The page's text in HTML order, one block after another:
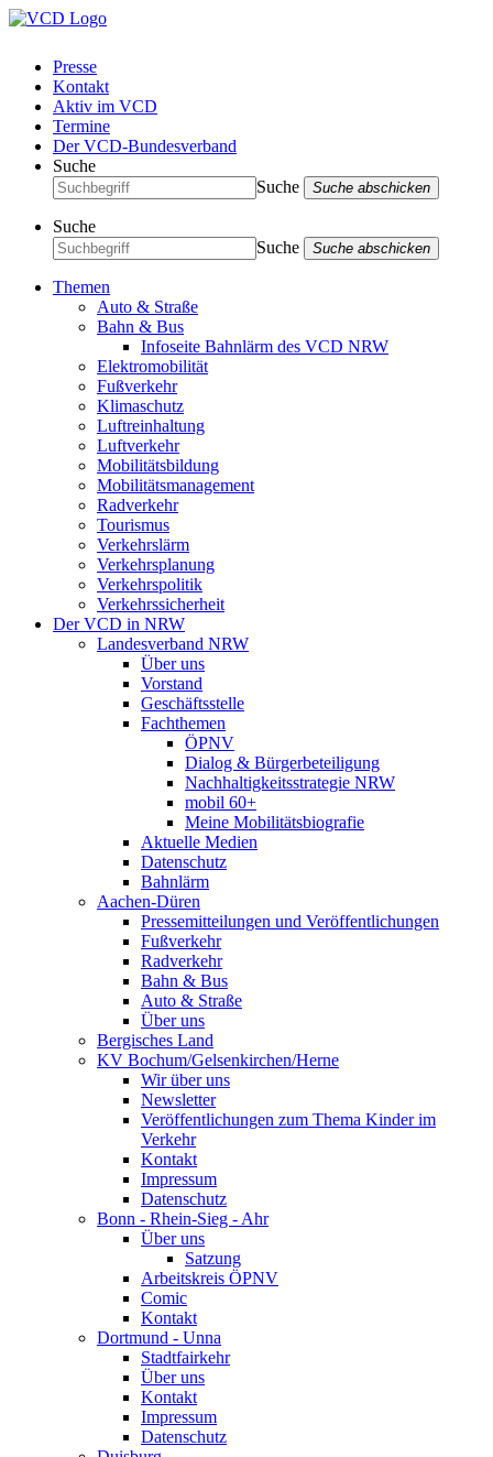
Presse
Kontakt
Aktiv im VCD
Termine
Der VCD-Bundesverband
Suche
Suche
Suche abschicken
Suche
Suche
Suche abschicken
Themen
Auto & Straße
Bahn & Bus
Infoseite Bahnlärm des VCD NRW
Elektromobilität
Fußverkehr
Klimaschutz
Luftreinhaltung
Luftverkehr
Mobilitätsbildung
Mobilitätsmanagement
Radverkehr
Tourismus
Verkehrslärm
Verkehrsplanung
Verkehrspolitik
Verkehrssicherheit
Der VCD in NRW
Landesverband NRW
Über uns
Vorstand
Geschäftsstelle
Fachthemen
ÖPNV
Dialog & Bürgerbeteiligung
Nachhaltigkeitsstrategie NRW
mobil 60+
Meine Mobilitätsbiografie
Aktuelle Medien
Datenschutz
Bahnlärm
Aachen-Düren
Pressemitteilungen und Veröffentlichungen
Fußverkehr
Radverkehr
Bahn & Bus
Auto & Straße
Über uns
Bergisches Land
KV Bochum/Gelsenkirchen/Herne
Wir über uns
Newsletter
Veröffentlichungen zum Thema Kinder im
Verkehr
Kontakt
Impressum
Datenschutz
Bonn - Rhein-Sieg - Ahr
Über uns
Satzung
Arbeitskreis ÖPNV
Comic
Kontakt
Dortmund - Unna
Stadtfairkehr
Über uns
Kontakt
Impressum
Datenschutz